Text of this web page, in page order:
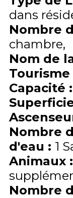
dans
Nombre
chambre
Nom de
Tourisme
Capacité :
Nombre
d'eau : 1
Animaux :
Nombre